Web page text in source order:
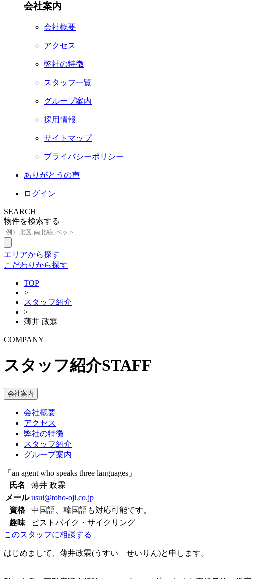
会社案内
会社概要
アクセス
弊社の特徴
スタッフ一覧
グループ案内
採用情報
サイトマップ
プライバシーポリシー
ありがとうの声
ログイン
SEARCH
物件を検索する
エリアから探す
こだわりから探す
TOP
>
スタッフ紹介
>
薄井 政霖
COMPANY
スタッフ紹介STAFF
会社案内
会社概要
アクセス
弊社の特徴
スタッフ紹介
グループ案内
「an agent who speaks three languages」
氏名
薄井 政霖
メール usui@toho-oji.co.jp
資格
中国語、韓国語も対応可能です。
趣味
ピストバイク・サイクリング
このスタッフに相談する
はじめまして、薄井政霖(うすい せいりん)と申します。